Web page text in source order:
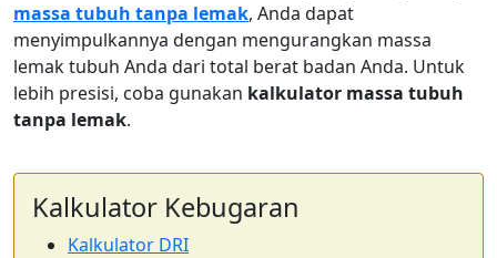
massa tubuh tanpa lemak, Anda dapat
menyimpulkannya dengan mengurangkan massa
lemak tubuh Anda dari total berat badan Anda. Untuk
lebih presisi, coba gunakan kalkulator massa tubuh
tanpa lemak.
Kalkulator Kebugaran
Kalkulator DRI